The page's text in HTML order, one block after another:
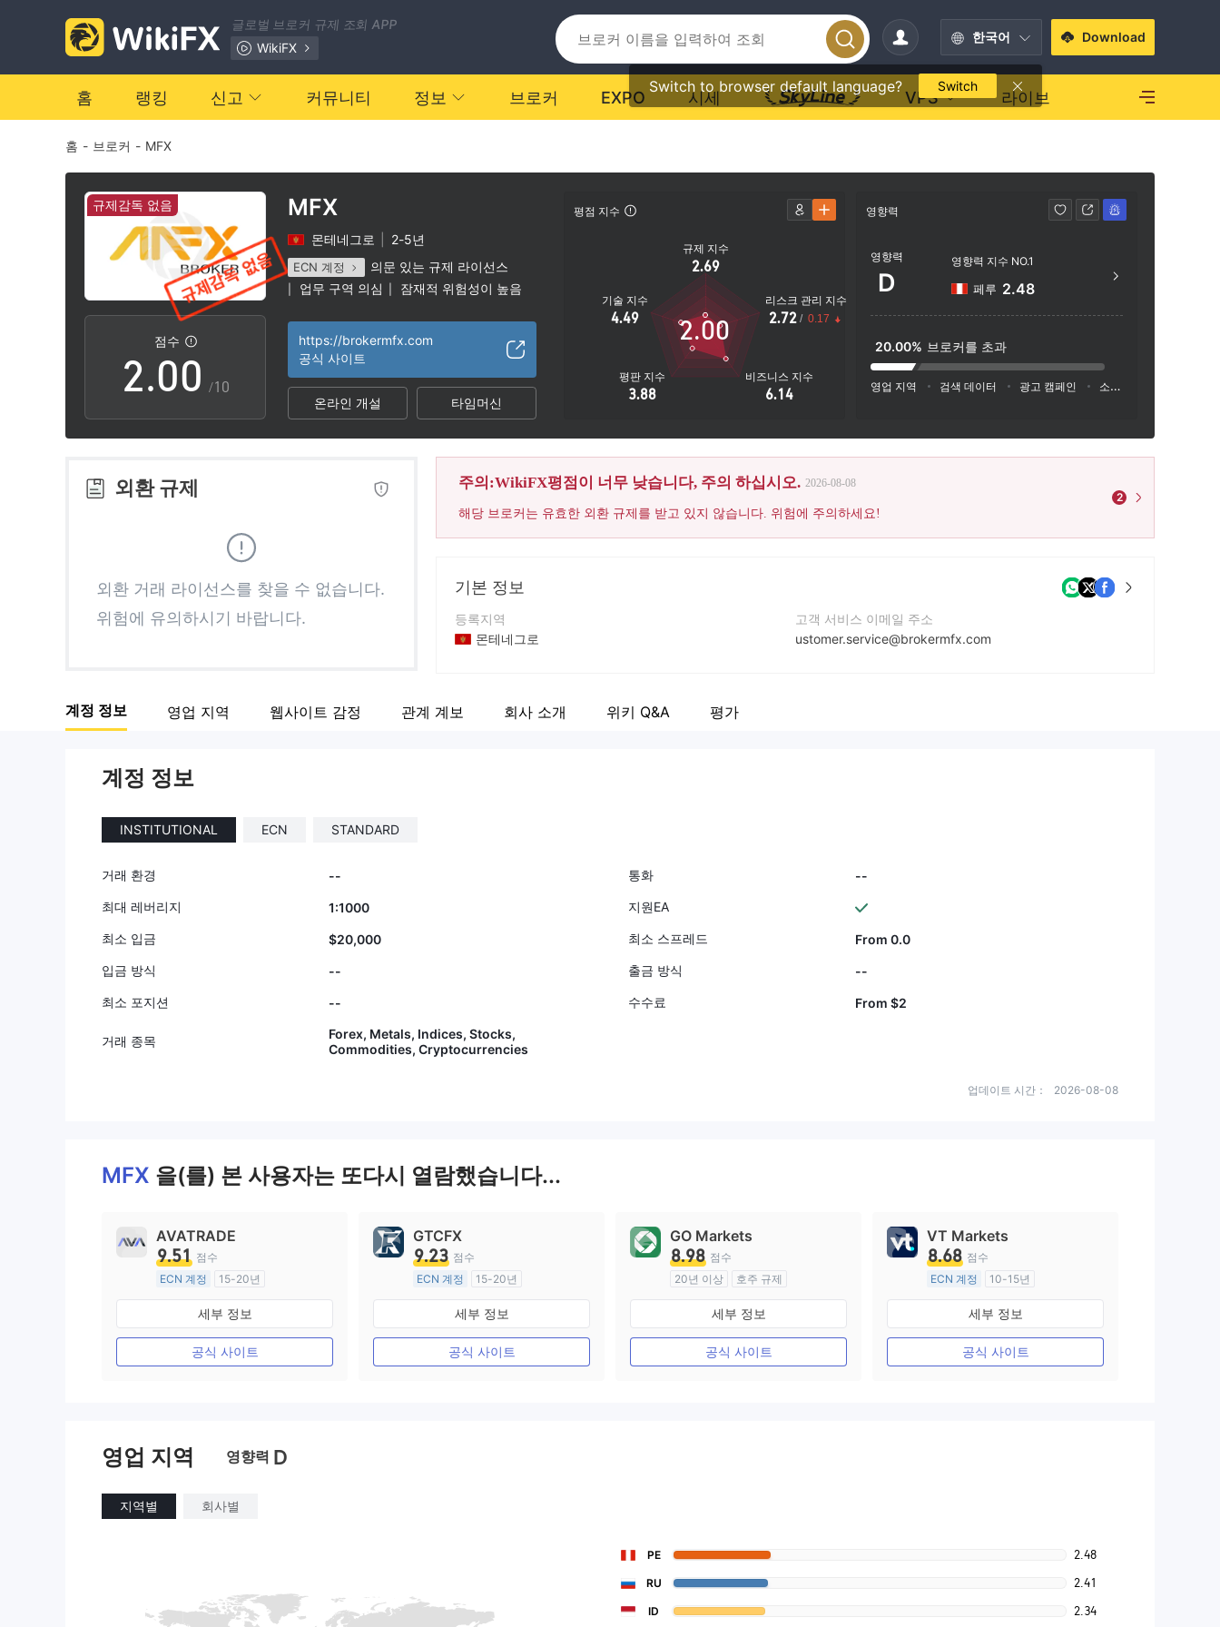
글로벌 브로커 규제 조회 APP
WikiFX
한국어
Switch to browser default language? Switch
Download
홈 랭킹 신고 커뮤니티 정보 브로커 EXPO 시세 VPS 라이브
홈 - 브로커 - MFX
규제감독 없음
점수
0
1
2
3
4
6
7
8
9
.0
1
2
4
5
6
8
9
0
1
2
4
5
6
8
9
/10
MFX
몬테네그로 2-5년
ECN 계정 의문 있는 규제 라이선스
업무 구역 의심 잠재적 위험성이 높음
https://brokermfx.com
공식 사이트
온라인 개설 타임머신
평점 지수
규제 지수
2.69
기술 지수
4.49
평판 지수
3.88
비즈니스 지수
6.14
리스크 관리 지수
2.72 / 0.17
2.00
영향력
영향력
D
영향력 지수 NO.1
페루 2.48
20.00% 브로커를 초과
영업 지역 검색 데이터 광고 캠페인 소셜 미디어 지수
외환 규제
외환 거래 라이선스를 찾을 수 없습니다.
위험에 유의하시기 바랍니다.
주의:WikiFX평점이 너무 낮습니다, 주의 하십시오. 2026-08-08
해당 브로커는 유효한 외환 규제를 받고 있지 않습니다. 위험에 주의하세요!
2
기본 정보
등록지역
몬테네그로
회사 전체 이름
고객 서비스 이메일 주소
ustomer.service@brokermfx.com
계정 정보 영업 지역 웹사이트 감정 관계 계보 회사 소개 위키 Q&A 평가
계정 정보
INSTITUTIONAL ECN STANDARD
거래 환경 -- 통화
--
최대 레버리지
1:1000 지원EA
최소 입금 $20,000 최소 스프레드
From 0.0
입금 방식
-- 출금 방식
--
최소 포지션
-- 수수료 From $2
거래 종목
Forex, Metals, Indices, Stocks,
Commodities, Cryptocurrencies
업데이트 시간： 2026-08-08
MFX 을(를) 본 사용자는 또다시 열람했습니다...
AVATRADE
9.51 점수
ECN 계정
15-20년
호주 규제
외환 거래 라이선스 (MM)
마스터 레이블 MT4
세부 정보
공식 사이트
GTCFX
9.23 점수
ECN 계정
15-20년
영국 규제
외환 거래 라이선스 (MM)
마스터 레이블 MT4
세부 정보
공식 사이트
GO Markets
8.98 점수
20년 이상
호주 규제
외환 거래 라이선스 (MM)
cTrader세부 정보
공식 사이트
VT Markets
8.68 점수
ECN 계정
10-15년
호주 규제
외환 거래 라이선스 (MM)
마스터 레이블 MT4
세부 정보
공식 사이트
영업 지역 영향력 D
지역별 회사별
PE 2.48
RU 2.41
ID 2.34